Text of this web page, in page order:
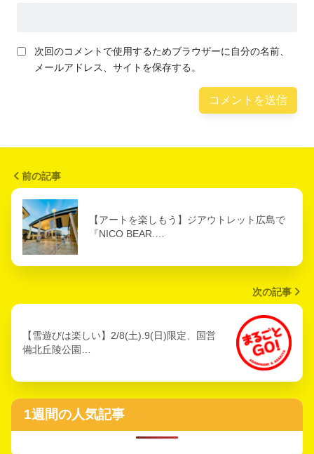
次回のコメントで使用するためブラウザーに自分の名前、
メールアドレス、サイトを保存する。
前の記事
【アートを楽しもう】ジアウトレット広島で
『NICO BEAR.…
次の記事
【雪遊びは楽しい】2/8(土).9(日)限定、国営
備北丘陵公園…
1週間の人気記事